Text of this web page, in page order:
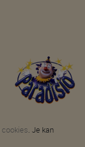
cookies. Je kan